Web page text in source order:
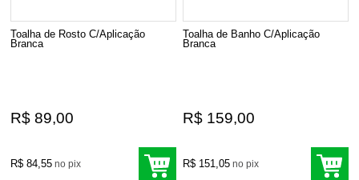
Toalha de Rosto C/Aplicação
Branca
R$ 89,00
R$ 84,55 no pix
Toalha de Banho C/Aplicação
Branca
R$ 159,00
R$ 151,05 no pix